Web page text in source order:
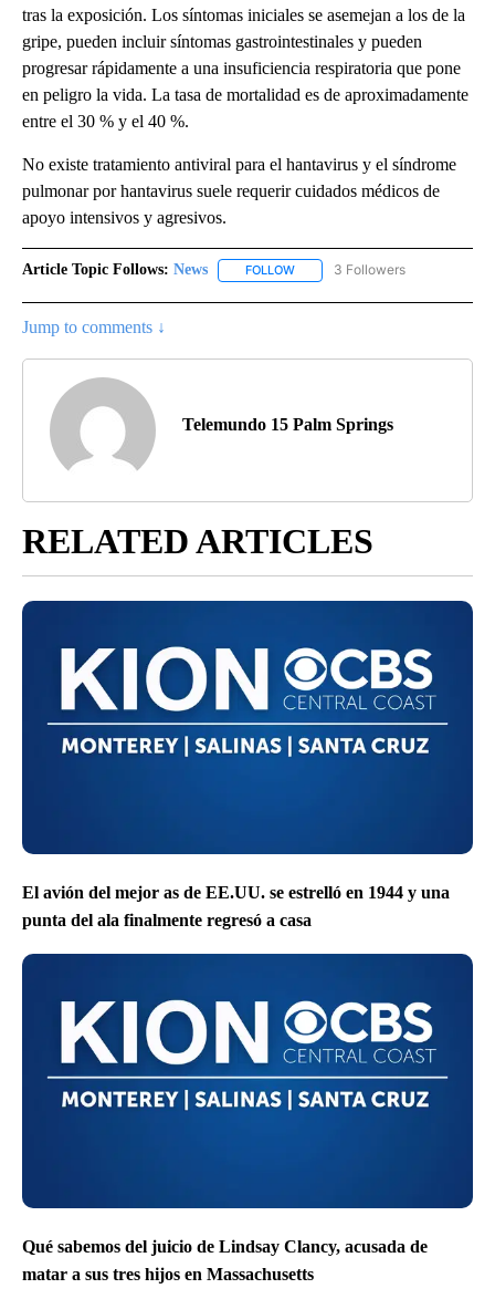
tras la exposición. Los síntomas iniciales se asemejan a los de la
gripe, pueden incluir síntomas gastrointestinales y pueden
progresar rápidamente a una insuficiencia respiratoria que pone
en peligro la vida. La tasa de mortalidad es de aproximadamente
entre el 30 % y el 40 %.
No existe tratamiento antiviral para el hantavirus y el síndrome
pulmonar por hantavirus suele requerir cuidados médicos de
apoyo intensivos y agresivos.
Article Topic Follows: News FOLLOW FOLLOW "NEWS" TO RECEIVE
3 Followers
Jump to comments ↓
Telemundo 15 Palm Springs
RELATED ARTICLES
El avión del mejor as de EE.UU. se estrelló en 1944 y una
punta del ala finalmente regresó a casa
Qué sabemos del juicio de Lindsay Clancy, acusada de
matar a sus tres hijos en Massachusetts